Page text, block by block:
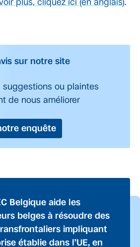
plus, cliquez ici (en anglais).
sur notre site
suggestions ou plaintes
de nous améliorer
enquête
Belgique aide les
belges à résoudre des
impliquant
établie dans l’UE, en